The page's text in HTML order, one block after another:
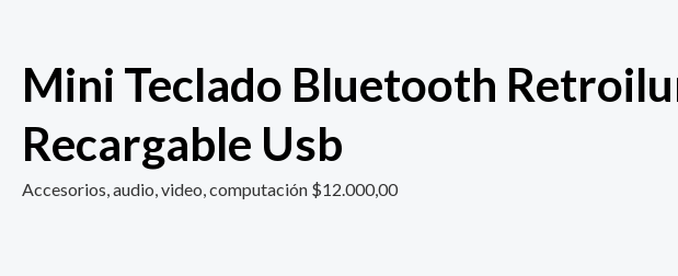
Mini Teclado Bluetooth
Recargable Usb
Accesorios, audio, video, computación $12.000,00